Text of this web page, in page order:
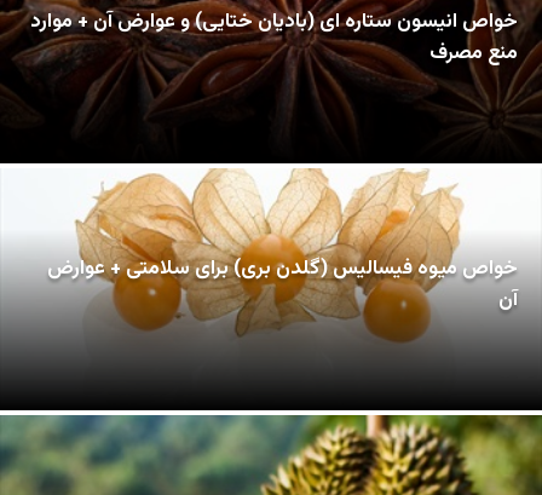
خواص انیسون ستاره ای (بادیان ختایی) و عوارض آن + موارد
منع مصرف
خواص میوه فیسالیس (گلدن بری) برای سلامتی + عوارض
آن